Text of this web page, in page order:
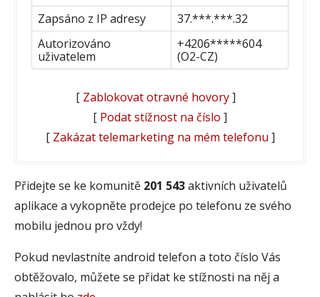
Zapsáno z IP adresy
37.***.***.32
Autorizováno
uživatelem
+4206*****604
(O2-CZ)
[ Zablokovat otravné hovory]
[ Podat stížnost na číslo ]
[ Zakázat telemarketing na mém telefonu ]
Přidejte se ke komunitě 201 543aktivních uživatelů
aplikace a vykopněte prodejce po telefonu ze svého
mobilu jednou pro vždy!
Pokud nevlastníte android telefon a toto číslo Vás
obtěžovalo, můžete se přidat ke stížnosti na něj a